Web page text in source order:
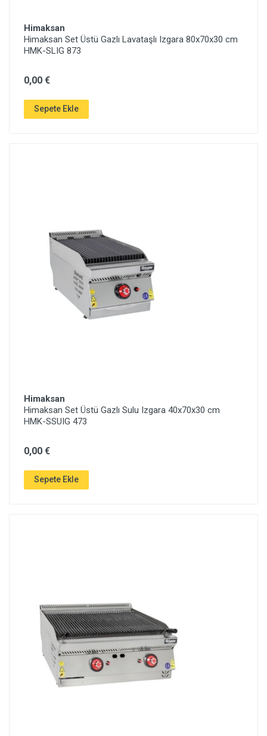
Himaksan
Himaksan Set Üstü Gazlı Lavataşlı Izgara 80x70x30 cm
HMK-SLIG 873
0,00 €
Sepete Ekle
Himaksan
Himaksan Set Üstü Gazlı Sulu Izgara 40x70x30 cm
HMK-SSUIG 473
0,00 €
Sepete Ekle